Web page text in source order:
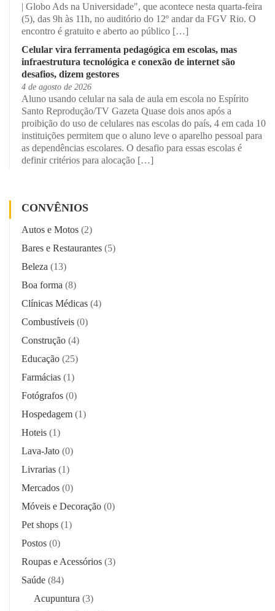
| Globo Ads na Universidade", que acontece nesta quarta-feira
(5), das 9h às 11h, no auditório do 12º andar da FGV Rio. O
encontro é gratuito e aberto ao público […]
Celular vira ferramenta pedagógica em escolas, mas
infraestrutura tecnológica e conexão de internet são
desafios, dizem gestores
4 de agosto de 2026
Aluno usando celular na sala de aula em escola no Espírito
Santo Reprodução/TV Gazeta Quase dois anos após a
proibição do uso de celulares nas escolas do país, 4 em cada 10
instituições permitem que o aluno leve o aparelho pessoal para
as dependências escolares. O desafio para essas escolas é
definir critérios para alocação […]
CONVÊNIOS
Autos e Motos (2)
Bares e Restaurantes (5)
Beleza (13)
Boa forma (8)
Clínicas Médicas (4)
Combustíveis (0)
Construção (4)
Educação (25)
Farmácias (1)
Fotógrafos (0)
Hospedagem (1)
Hoteis (1)
Lava-Jato (0)
Livrarias (1)
Mercados (0)
Móveis e Decoração (0)
Pet shops (1)
Postos (0)
Roupas e Acessórios (3)
Saúde (84)
Acupuntura (3)